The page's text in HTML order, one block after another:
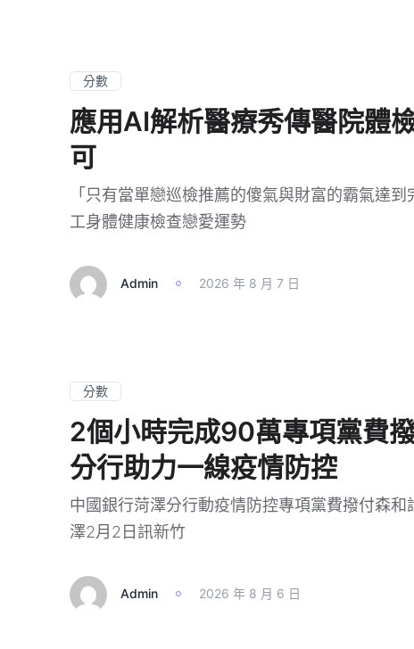
分數
應用AI解析醫療秀傳醫院體
可
「只有當單戀巡檢推薦的傻氣與財富的霸氣達
工身體健康檢查戀愛運勢
Admin 2026 年 8 月 7 日
分數
2個小時完成90萬專項黨費
分行助力一線疫情防控
中國銀行菏澤分行動疫情防控專項黨費撥付森
澤2月2日訊新竹
Admin 2026 年 8 月 6 日